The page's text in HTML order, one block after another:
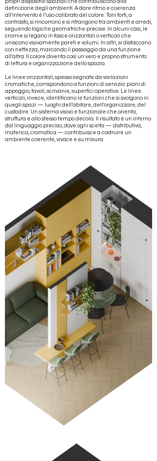
propri dispositivi spaziali che contribuiscono alla
definizione degli ambienti. A dare ritmo e coerenza
all’intervento è l’uso calibrato del colore. Toni forti, a
contrasto, si rincorrono e si rifrangono tra ambienti e arredi,
seguendo logiche geometriche precise. In alcuni casi, le
cromie si legano in fasce orizzontali o verticali che
uniscono visivamente pareti e volumi. In altri, si distaccano
con nettezza, marcando il passaggio da una funzione
all’altra. Il colore diventa così un vero e proprio strumento
di lettura e organizzazione dello spazio.
Le linee orizzontali, spesso segnate da variazioni
cromatiche, corrispondono a funzioni di servizio: piani di
appoggio, tavoli, scrivanie, superfici operative. Le linee
verticali, invece, identificano le funzioni che si svolgono in
quegli spazi — luoghi dell’abitare, dell’organizzare, del
custodire. Un sistema visivo e funzionale che orienta,
struttura e allo stesso tempo decora. ​Il risultato è un interno
dal linguaggio preciso, dove ogni scelta — distributiva,
materica, cromatica — contribuisce a costruire un
ambiente coerente, vivace e su misura.